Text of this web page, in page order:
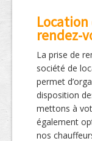
rendez-
La prise de
société de
permet
disposition
mettons à
également
nos